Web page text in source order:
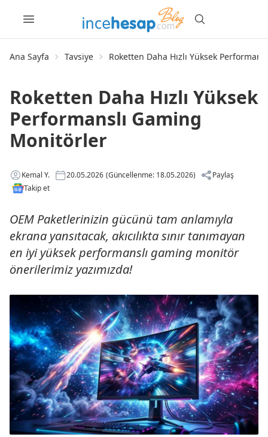
Ana Sayfa Tavsiye Roketten Daha Hızlı Yüksek
Roketten Daha Hızlı Yüksek
Performanslı Gaming
Monitörler
Kemal Y. 20.05.2026 (Güncellenme: 18.05.2026)
Paylaş
Takip et
OEM Paketlerinizin gücünü tam anlamıyla
ekrana yansıtacak, akıcılıkta sınır tanımayan
en iyi yüksek performanslı gaming monitör
önerilerimiz yazımızda!